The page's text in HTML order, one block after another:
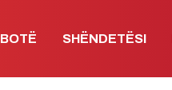
BOTË SHËNDETËSI